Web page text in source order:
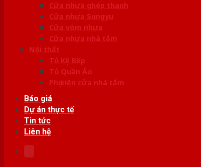
Cửa nhựa ghép thanh
Cửa nhựa Sungyu
Cửa vòm nhựa
Cửa nhựa nhà tắm
Nội thất
Tủ Kệ Bếp
Tủ Quần Áo
Phụ kiện cửa nhà tắm
Báo giá
Dự án thực tế
Tin tức
Liên hệ